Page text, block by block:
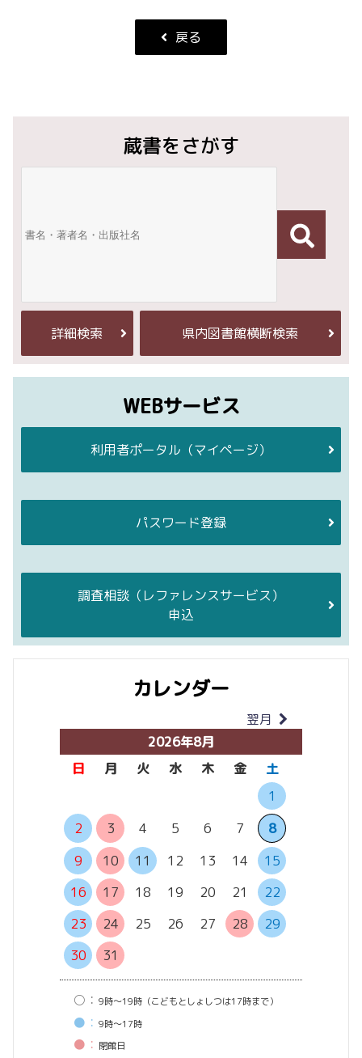
戻る
蔵書をさがす
詳細検索 県内図書館横断検索
WEBサービス
利用者ポータル （マイページ）
パスワード登録
調査相談 （レファレンスサービス）
申込
カレンダー
翌月
2026年8月
日
月 火 水 木 金
土
1
2
3 4 5 6 7
8
9
10 11 12 13 14
15
16
17 18 19 20 21
22
23
24 25 26 27 28
29
30
31
○： 9時〜19時（こどもとしょしつは17時まで）
●： 9時〜17時
●： 閉館⽇